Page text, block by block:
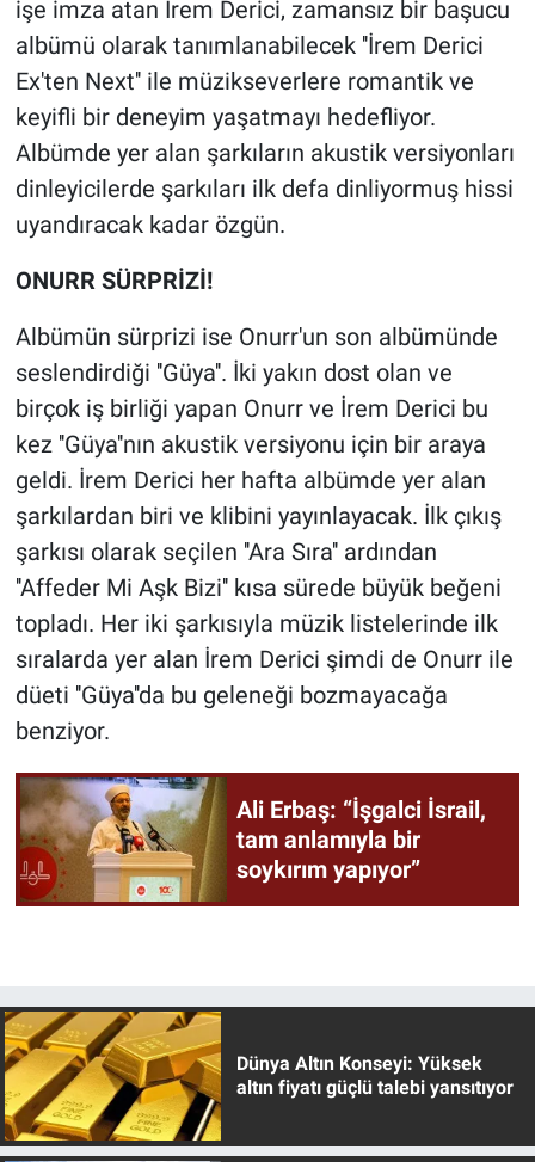
işe imza atan İrem Derici, zamansız bir başucu
albümü olarak tanımlanabilecek ''İrem Derici
Ex'ten Next'' ile müzikseverlere romantik ve
keyifli bir deneyim yaşatmayı hedefliyor.
Albümde yer alan şarkıların akustik versiyonları
dinleyicilerde şarkıları ilk defa dinliyormuş hissi
uyandıracak kadar özgün.
ONURR SÜRPRİZİ!
Albümün sürprizi ise Onurr'un son albümünde
seslendirdiği ''Güya''. İki yakın dost olan ve
birçok iş birliği yapan Onurr ve İrem Derici bu
kez ''Güya''nın akustik versiyonu için bir araya
geldi. İrem Derici her hafta albümde yer alan
şarkılardan biri ve klibini yayınlayacak. İlk çıkış
şarkısı olarak seçilen ''Ara Sıra'' ardından
''Affeder Mi Aşk Bizi'' kısa sürede büyük beğeni
topladı. Her iki şarkısıyla müzik listelerinde ilk
sıralarda yer alan İrem Derici şimdi de Onurr ile
düeti ''Güya''da bu geleneği bozmayacağa
benziyor.
Ali Erbaş: “İşgalci İsrail,
tam anlamıyla bir
soykırım yapıyor”
Dünya Altın Konseyi: Yüksek
altın fiyatı güçlü talebi yansıtıyor